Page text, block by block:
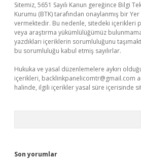
Sitemiz, 5651 Sayılı Kanun gereğince Bilgi
Kurumu (BTK) tarafından onaylanmış bir
vermektedir. Bu nedenle, sitedeki içerikleri
veya araştırma yükümlülüğümüz
yazdıkları içeriklerin sorumluluğunu
bu sorumluluğu kabul etmiş sayılırlar.
Hukuka ve yasal düzenlemelere aykırı
içerikleri, backlinkpanelicomtr@gmail.com
halinde, ilgili içerikler yasal süre içerisinde
Son yorumlar